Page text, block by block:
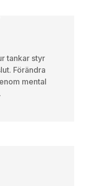
tankar styr
Förändra
mental